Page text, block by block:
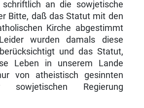
schriftlich an die sowjetische
Bitte, daß das Statut mit den
Kirche abgestimmt
wurden damals diese
und das Statut,
Leben in unserem Lande
von atheistisch gesinnten
sowjetischen Regierung